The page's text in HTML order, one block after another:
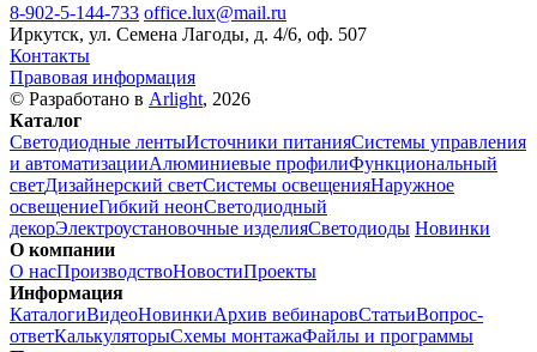
8-902-5-144-733 office.lux@mail.ru
Иркутск, ул. Семена Лагоды, д. 4/6, оф. 507
Контакты
Правовая информация
© Разработано в Arlight, 2026
Каталог
Светодиодные лентыИсточники питанияСистемы управления
и автоматизацииАлюминиевые профилиФункциональный
светДизайнерский светСистемы освещенияНаружное
освещениеГибкий неонСветодиодный
декорЭлектроустановочные изделияСветодиоды Новинки
О компании
О насПроизводствоНовостиПроекты
Информация
КаталогиВидеоНовинкиАрхив вебинаровСтатьиВопрос-
ответКалькуляторыСхемы монтажаФайлы и программы